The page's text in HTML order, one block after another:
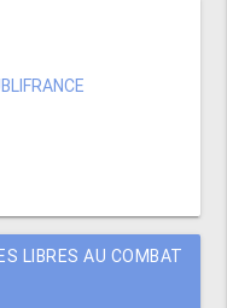
LIBRES AU COMBAT